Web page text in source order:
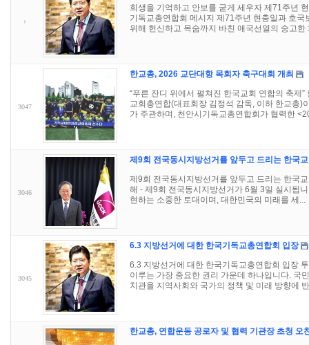
희생을 기억하고 안보를 굳게 세우자 제71주년
기독교총연합회 메시지 제71주년 현충일과 호
위해 헌신하고 목숨까지 바친 애국선열의 숭고한
3047
한교총, 2026 교단대항 목회자 축구대회 개최
“푸른 잔디 위에서 펼쳐진 한국교회 연합의 축제
교회총연합(대표회장 김정석 감독, 이하 한교총)
가 주관하며, 천안시기독교총연합회가 협력한
3046
제9회 전국동시지방선거를 앞두고 드리는 한국
제9회 전국동시지방선거를 앞두고 드리는 한국
해 - 제9회 전국동시지방선거가 6월 3일 실시됩
현하는 소중한 토대이며, 대한민국의 미래를 세...
3045
6.3 지방선거에 대한 한국기독교총연합회 입장
6.3 지방선거에 대한 한국기독교총연합회 입장
이루는 가장 중요한 권리 가운데 하나입니다. 국
치관을 지역사회와 국가의 정책 및 미래 방향에
한교총, 연합운동 공로자 및 협력 기관장 초청 오